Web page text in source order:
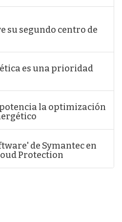
su segundo centro de
es una prioridad
la optimización
de Symantec en
Protection